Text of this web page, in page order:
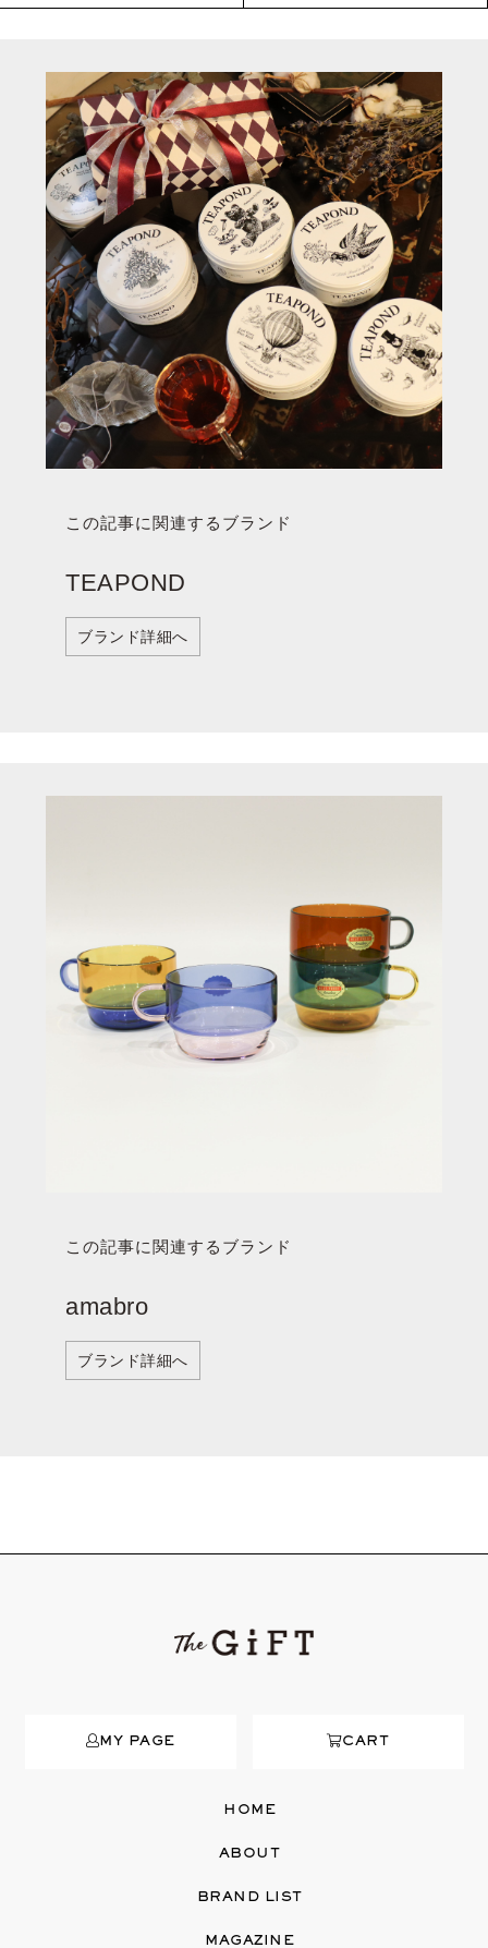
この記事に関連するブランド
TEAPOND
ブランド詳細へ
この記事に関連するブランド
amabro
ブランド詳細へ
MY PAGE CART
HOME
ABOUT
BRAND LIST
MAGAZINE